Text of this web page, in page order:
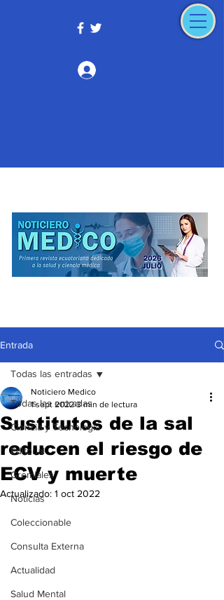
Entrada
Todas las entradas
Ciencia y Tecnología
Editorial
Gremiales
Noticias
Coleccionable
Consulta Externa
Actualidad
Salud Mental
Todas las entradas
Sustitutos de la sal
reducen el riesgo de
ECV y muerte
Noticiero Medico
1 sept 2022 3 min de lectura
Actualizado: 1 oct 2022